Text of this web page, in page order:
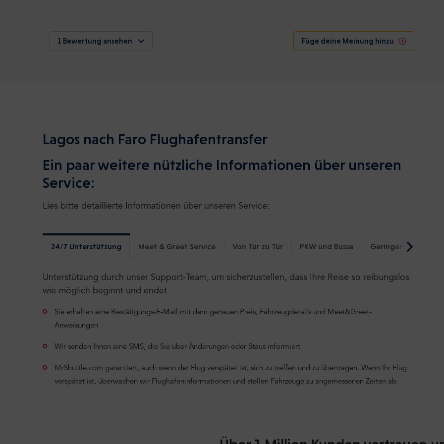
1 Bewertung ansehen Füge deine Meinung hinzu
Lagos nach Faro Flughafentransfer
Ein paar weitere nützliche Informationen über unseren
Service:
Lies bitte detaillierte Informationen über unseren Service:
24/7 Unterstützung Meet & Greet Service Von Tür zu Tür PKW und Busse Geringerer CO₂-
Unterstützung durch unser Support-Team, um sicherzustellen, dass Ihre Reise so reibungslos
wie möglich beginnt und endet
Sie erhalten eine Bestätigungs-E-Mail mit dem genauen Preis, Fahrzeugdetails und Meet&Greet-
Anweisungen
Wir senden Ihnen eine SMS, die Sie über Änderungen oder Staus informiert
MrShuttle.com garantiert, auch wenn der Flug verspätet ist, sich zu treffen und zu übertragen. Wenn Ihr Flug
verspätet ist, überwachen wir Flughafeninformationen und stellen Fahrzeuge zu angemessenen Zeiten ab